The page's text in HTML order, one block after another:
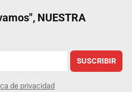
NUESTRA
SUSCRIBIR
de privacidad